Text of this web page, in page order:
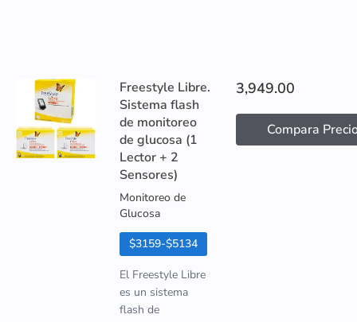
Freestyle Libre.
Sistema flash
de monitoreo
de glucosa (1
Lector + 2
Sensores)
Monitoreo de
Glucosa
$3159-$5134
El Freestyle Libre
es un sistema
flash de
3,949.00
Compara